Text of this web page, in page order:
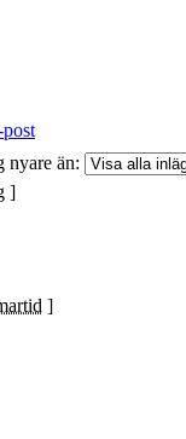
nyare än:
]
]